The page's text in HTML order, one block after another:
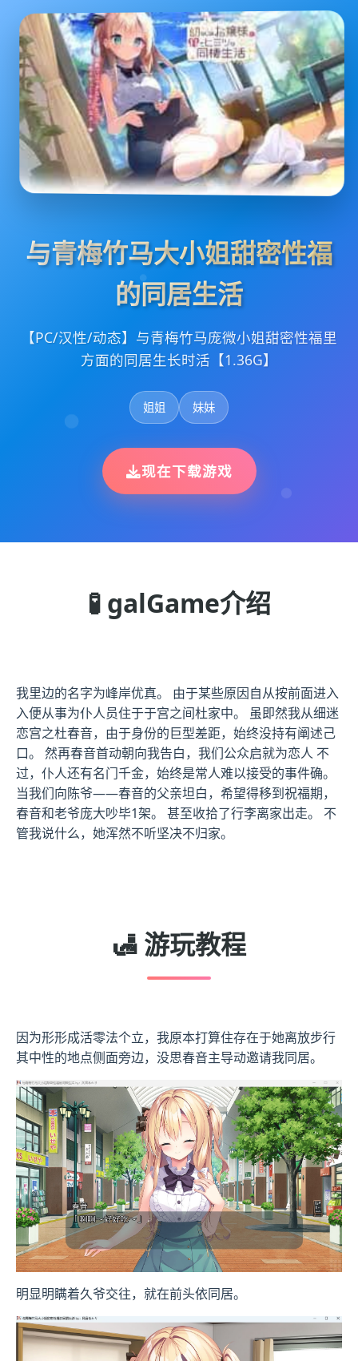
与青梅竹马大小姐甜密性福
的同居生活
【PC/汉性/动态】与青梅竹马庞微小姐甜密性福里
方面的同居生长时活【1.36G】
姐姐 妹妹
现在下载游戏
🧪 galGame介绍
我里边的名字为峰岸优真。 由于某些原因自从按前面进入
入便从事为仆人员住于于宫之间杜家中。 虽即然我从细迷
恋宫之杜春音，由于身份的巨型差距，始终没持有阐述己
口。 然再春音首动朝向我告白，我们公众启就为恋人 不
过，仆人还有名门千金，始终是常人难以接受的事件确。
当我们向陈爷——春音的父亲坦白，希望得移到祝福期，
春音和老爷庞大吵毕1架。 甚至收拾了行李离家出走。 不
管我说什么，她浑然不听坚决不归家。
🛃 游玩教程
因为形形成活零法个立，我原本打算住存在于她离放步行
其中性的地点侧面旁边，没思春音主导动邀请我同居。
明显明瞒着久爷交往，就在前头依同居。